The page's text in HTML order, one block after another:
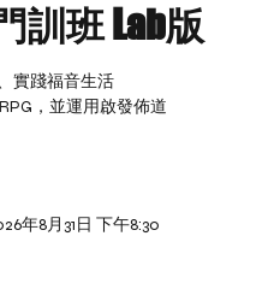
訓班 Lab版
實踐福音生活
，並運用啟發佈道
年8月31日 下午8:30